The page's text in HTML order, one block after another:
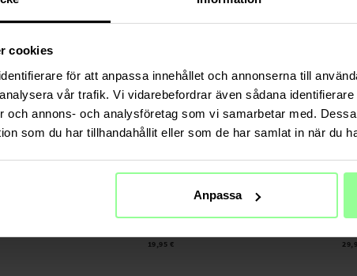
cookies
för att anpassa innehållet och annonserna till
vår trafik. Vi vidarebefordrar även sådana
och annons- och analysföretag som vi samarbetar med.
som du har tillhandahållit eller som de har samlat in när du
Anpassa
Amazfit Bip 6 Lederarmband Schwarz
19,95 €